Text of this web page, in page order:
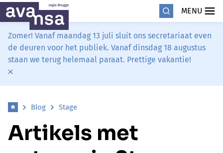
MENU
Zomer! Vanaf maandag 13 juli sluit ons secretariaat even
de deuren voor het publiek. Vanaf dinsdag 18 augustus
staan we terug helemaal paraat. Prettige vakantie!
Blog Stage
Artikels met